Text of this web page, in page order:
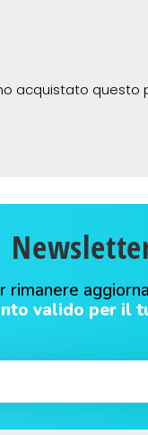
acquistato questo
valido per il